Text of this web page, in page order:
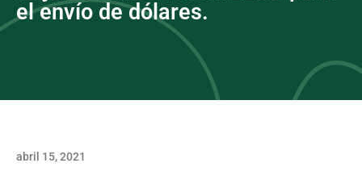
el envío de dólares.
abril 15, 2021